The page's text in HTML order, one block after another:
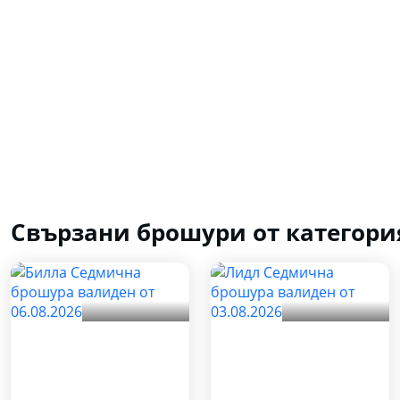
Свързани брошури от